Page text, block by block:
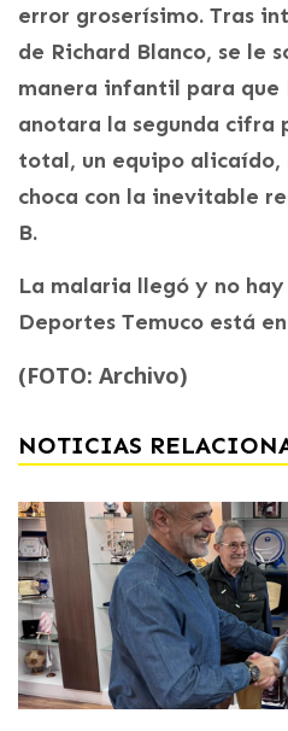
error groserísimo. Tras
de Richard Blanco, se le
manera infantil para que
anotara la segunda cifra
total, un equipo alicaído,
choca con la inevitable
B.
La malaria llegó y no
Deportes Temuco está
(FOTO: Archivo)
NOTICIAS